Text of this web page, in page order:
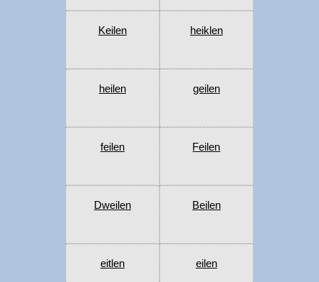
Keilen heiklen
heilen geilen
feilen Feilen
Dweilen Beilen
eitlen eilen